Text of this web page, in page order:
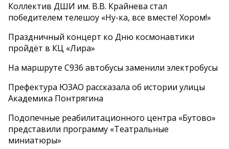
Коллектив ДШИ им. В.В. Крайнева стал
победителем телешоу «Ну-ка, все вместе! Хором!»
Праздничный концерт ко Дню космонавтики
пройдёт в КЦ «Лира»
На маршруте С936 автобусы заменили электробусы
Префектура ЮЗАО рассказала об истории улицы
Академика Понтрягина
Подопечные реабилитационного центра «Бутово»
представили программу «Театральные
миниатюры»